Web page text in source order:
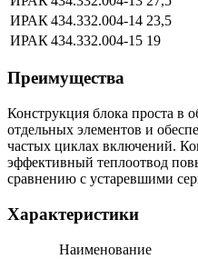
ИРАК 434.332.004‑14 23,5
ИРАК 434.332.004‑15 19
Преимущества
Конструкция блока проста в
отдельных элементов и
частых циклах включений.
эффективный теплоотвод
сравнению с устаревшими
Характеристики
Наименование